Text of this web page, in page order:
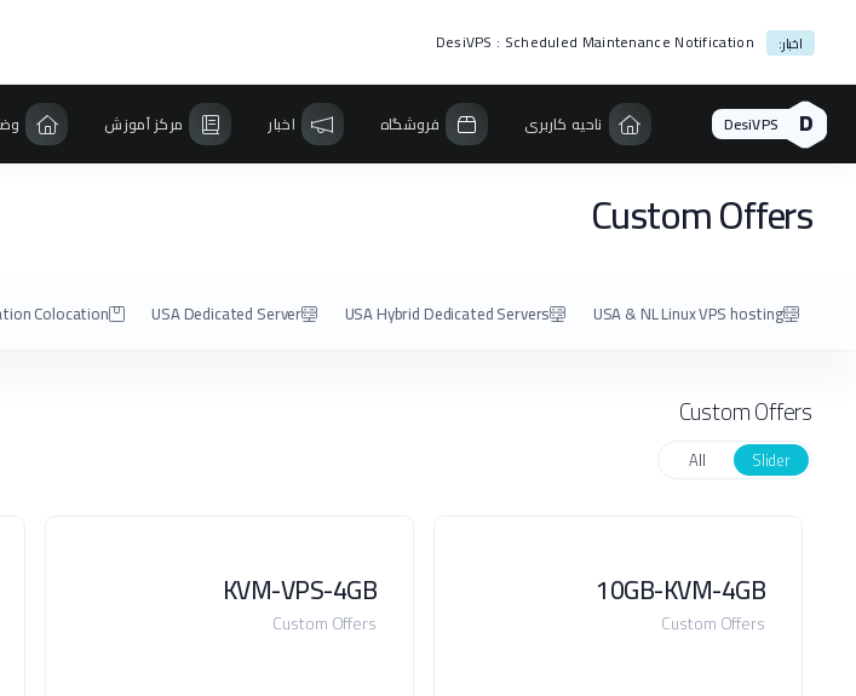
اخبار: DesiVPS : Scheduled Maintenance Notification
D
DesiVPS ناحیه کاربری فروشگاه اخبار مرکز آموزش
Custom Offers
USA & NL Linux VPS hosting
USA Hybrid Dedicated Servers
USA Dedicated Server
Colocation
Custom Offers
Slider
All
10GB-KVM-4GB
Custom Offers
KVM-VPS-4GB
Custom Offers